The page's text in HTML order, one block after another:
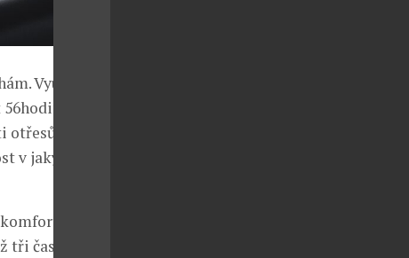
Využívají
s
v jakýchkoli
a je
časová